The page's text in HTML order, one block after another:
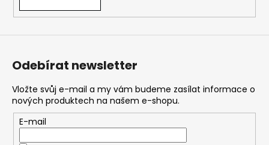
m
e
BVC
HLAVA
1,8OHM
43
Kč
Odebírat newsletter
Vložte svůj e-mail a my vám budeme zasílat informace o
nových produktech na našem e-shopu.
E-mail